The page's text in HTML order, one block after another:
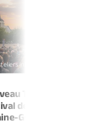
intuitifs pour Adultes
Théâtre
de théâtre en
Guérin